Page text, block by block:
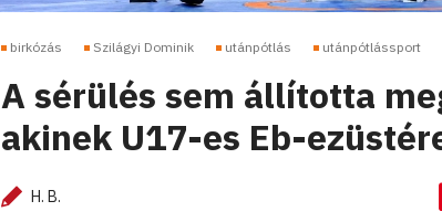
birkózás Szilágyi Dominik utánpótlás utánpótlássport
A sérülés sem állította
akinek U17-es Eb-
H. B.